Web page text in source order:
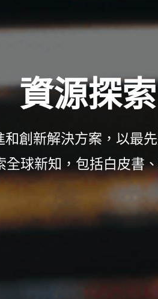
資源探索
創新解決方案，以最
球新知，包括白皮書